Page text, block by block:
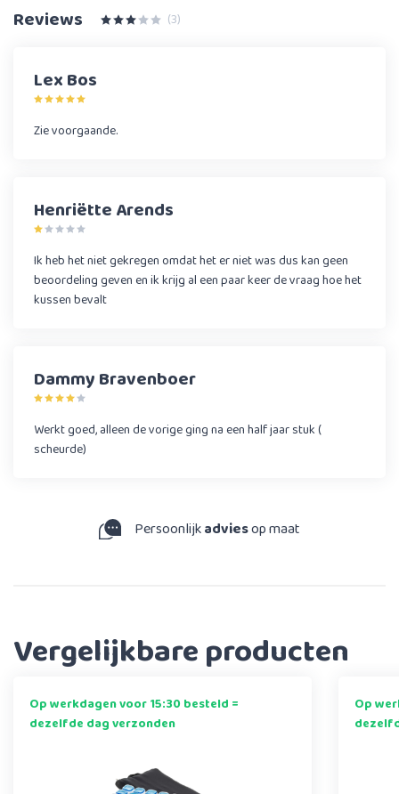
Reviews (3)
Lex Bos
Zie voorgaande.
Henriëtte Arends
Ik heb het niet gekregen omdat het er niet was dus kan geen
beoordeling geven en ik krijg al een paar keer de vraag hoe het
kussen bevalt
Dammy Bravenboer
Werkt goed, alleen de vorige ging na een half jaar stuk (
scheurde)
Persoonlijkadviesop maat
Vergelijkbare producten
Op werkdagen voor 15:30 besteld =
dezelfde dag verzonden
Op